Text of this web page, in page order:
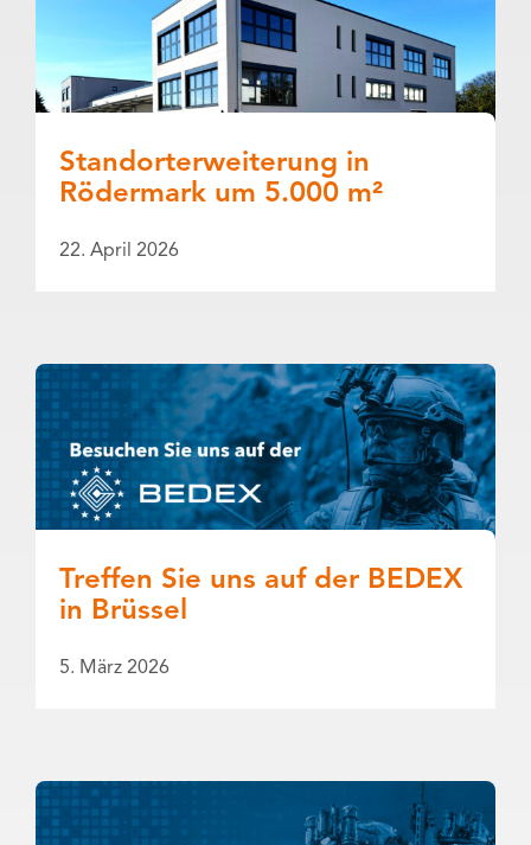
Standorterweiterung in
Rödermark um 5.000 m²
22. April 2026
Treffen Sie uns auf der BEDEX
in Brüssel
5. März 2026